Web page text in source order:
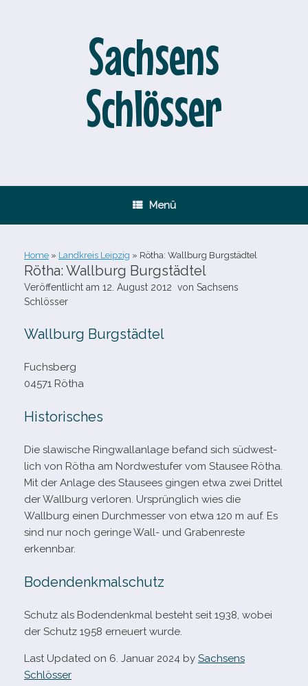
Sachsens
Schlösser
Menü
Home » Landkreis Leipzig » Rötha: Wallburg Burgstädtel
Rötha: Wallburg Burgstädtel
Veröffentlicht am 12. August 2012 von Sachsens
Schlösser
Wallburg Burgstädtel
Fuchsberg
04571 Rötha
Historisches
Die sla­wi­sche Ringwallanlage befand sich süd­west­
lich von Rötha am Nordwestufer vom Stausee Rötha.
Mit der Anlage des Stausees gin­gen etwa zwei Drittel
der Wallburg ver­lo­ren. Ursprünglich wies die
Wallburg einen Durchmesser von etwa 120 m auf. Es
sind nur noch geringe Wall- und Grabenreste
erkennbar.
Bodendenkmalschutz
Schutz als Bodendenkmal besteht seit 1938, wobei
der Schutz 1958 erneu­ert wurde.
Last Updated on 6. Januar 2024 by Sachsens
Schlösser